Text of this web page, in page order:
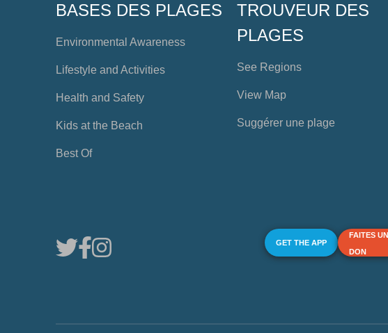
BASES DES PLAGES
Environmental Awareness
Lifestyle and Activities
Health and Safety
Kids at the Beach
Best Of
TROUVEUR DES
PLAGES
See Regions
View Map
Suggérer une plage
GET THE APP
FAITES UN
DON